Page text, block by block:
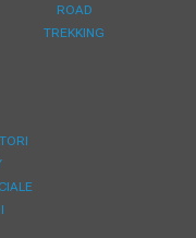
ROAD
TREKKING